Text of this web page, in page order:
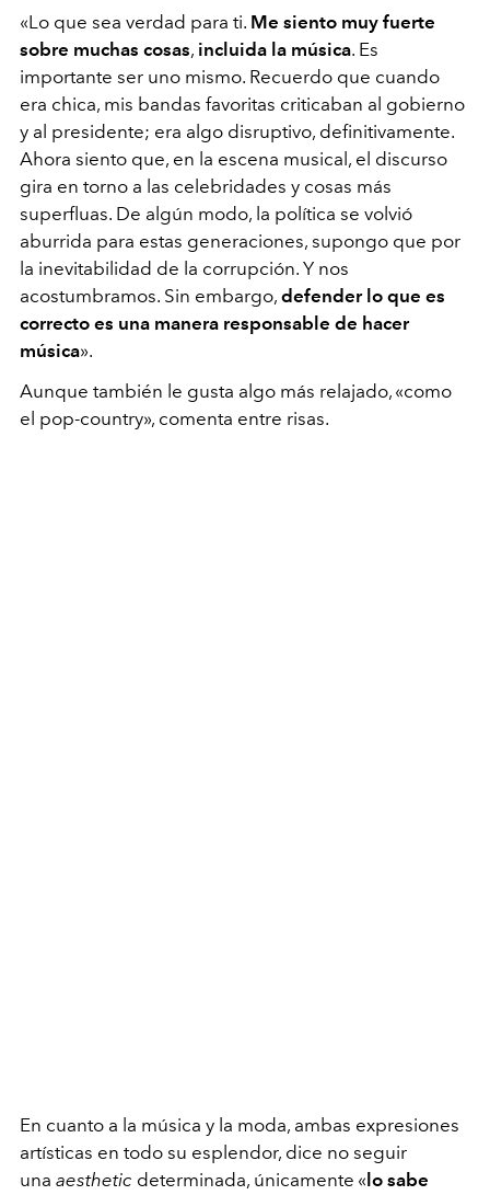
«Lo que sea verdad para ti. Me siento muy fuerte
sobre muchas cosas, incluida la música. Es
importante ser uno mismo. Recuerdo que cuando
era chica, mis bandas favoritas criticaban al gobierno
y al presidente; era algo disruptivo, definitivamente.
Ahora siento que, en la escena musical, el discurso
gira en torno a las celebridades y cosas más
superfluas. De algún modo, la política se volvió
aburrida para estas generaciones, supongo que por
la inevitabilidad de la corrupción. Y nos
acostumbramos. Sin embargo, defender lo que es
correcto es una manera responsable de hacer
música».
Aunque también le gusta algo más relajado, «como
el pop-country», comenta entre risas.
En cuanto a la música y la moda, ambas expresiones
artísticas en todo su esplendor, dice no seguir
una aesthetic determinada, únicamente « lo sabe